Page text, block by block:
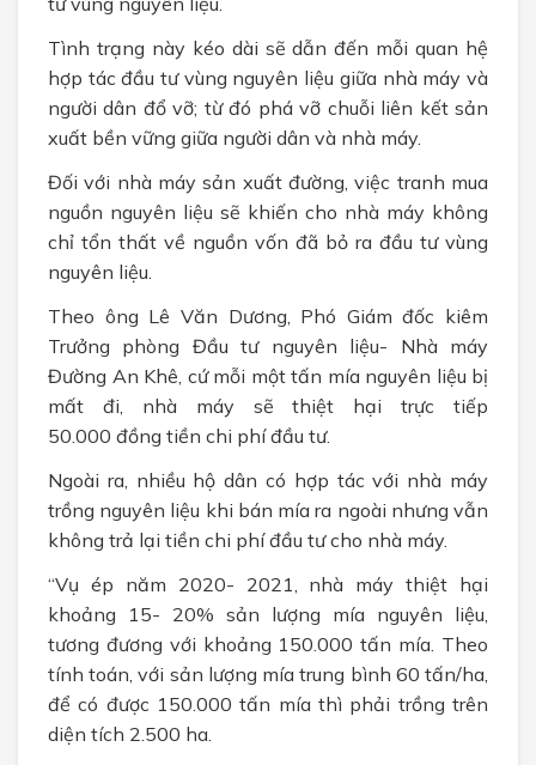
Tình trạng này kéo dài sẽ dẫn đến mỗi quan hệ
hợp tác đầu tư vùng nguyên liệu giữa nhà máy và
người dân đổ vỡ; từ đó phá vỡ chuỗi liên kết sản
xuất bền vững giữa người dân và nhà máy.
Đối với nhà máy sản xuất đường, việc tranh mua
nguồn nguyên liệu sẽ khiến cho nhà máy không
chỉ tổn thất về nguồn vốn đã bỏ ra đầu tư vùng
nguyên liệu.
Theo ông Lê Văn Dương, Phó Giám đốc kiêm
Trưởng phòng Đầu tư nguyên liệu- Nhà máy
Đường An Khê, cứ mỗi một tấn mía nguyên liệu bị
mất đi, nhà máy sẽ thiệt hại trực tiếp
50.000 đồng tiền chi phí đầu tư.
Ngoài ra, nhiều hộ dân có hợp tác với nhà máy
trồng nguyên liệu khi bán mía ra ngoài nhưng vẫn
không trả lại tiền chi phí đầu tư cho nhà máy.
“Vụ ép năm 2020- 2021, nhà máy thiệt hại
khoảng 15- 20% sản lượng mía nguyên liệu,
tương đương với khoảng 150.000 tấn mía. Theo
tính toán, với sản lượng mía trung bình 60 tấn/ha,
để có được 150.000 tấn mía thì phải trồng trên
diện tích 2.500 ha.